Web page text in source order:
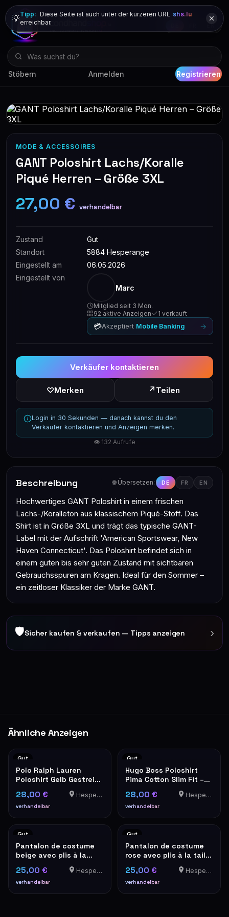
Stöbern Anmelden Registrieren
💡Tipp: Diese Seite ist auch unter der kürzeren URL shs.lu
erreichbar.
MODE & ACCESSOIRES
GANT Poloshirt Lachs/Koralle
Piqué Herren – Größe 3XL
27,00 € verhandelbar
Zustand
Gut
Standort
5884 Hesperange
Eingestellt am
06.05.2026
Eingestellt von
Marc
Mitglied seit 3 Mon.
92 aktive Anzeigen
1 verkauft
💳Akzeptiert Mobile Banking →
Verkäufer kontaktieren
♡Merken ↗ Teilen
Login in 30 Sekunden — danach kannst du den
Verkäufer kontaktieren und Anzeigen merken.
👁 132 Aufrufe
Beschreibung 🌐 Übersetzen: DE FR EN
Hochwertiges GANT Poloshirt in einem frischen
Lachs-/Koralleton aus klassischem Piqué-Stoff. Das
Shirt ist in Größe 3XL und trägt das typische GANT-
Label mit der Aufschrift 'American Sportswear, New
Haven Connecticut'. Das Poloshirt befindet sich in
einem guten bis sehr guten Zustand mit sichtbaren
Gebrauchsspuren am Kragen. Ideal für den Sommer –
ein zeitloser Klassiker der Marke GANT.
🛡Sicher kaufen & verkaufen — Tipps anzeigen ›
Ähnliche Anzeigen
Gut
Polo Ralph Lauren
Poloshirt Gelb Gestreift
28,00 €
verhandelbar
Hesperange
Gut
Hugo Boss Poloshirt
Pima Cotton Slim Fit –
28,00 €
verhandelbar
Hesperange
Gut
Pantalon de costume
beige avec plis à la
taille – look vintage
25,00 €
verhandelbar
Hesperange
Gut
Pantalon de costume
rose avec plis à la taille
25,00 €
verhandelbar
Hesperange